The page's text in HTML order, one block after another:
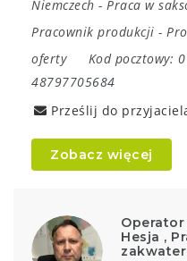
Niemczech - Praca w
Pracownik produkcji -
oferty
Kod pocztowy:
48797705684
Prześlij do
Zobacz więcej
Hesja ,